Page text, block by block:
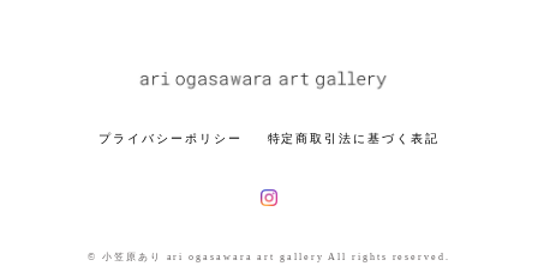
プライバシーポリシー 特定商取引法に基づく表記
© 小笠原あり ari ogasawara art gallery All rights reserved.